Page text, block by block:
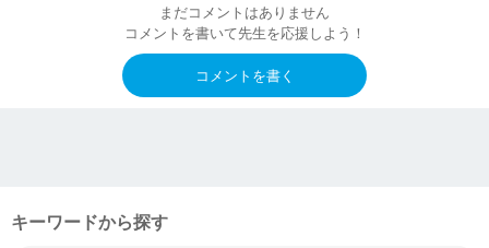
まだコメントはありません
コメントを書いて先生を応援しよう！
コメントを書く
キーワードから探す